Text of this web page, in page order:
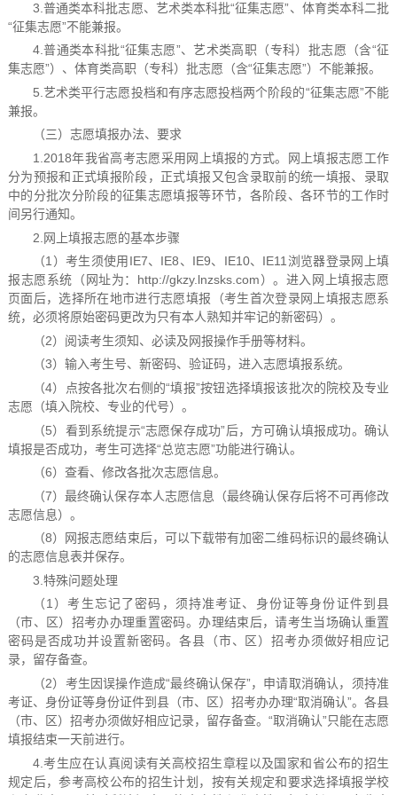
3.普通类本科批志愿、艺术类本科批“征集志愿”、体育类本科二批
“征集志愿”不能兼报。
4.普通类本科批“征集志愿”、艺术类高职（专科）批志愿（含“征
集志愿”）、体育类高职（专科）批志愿（含“征集志愿”）不能兼报。
5.艺术类平行志愿投档和有序志愿投档两个阶段的“征集志愿”不能
兼报。
（三）志愿填报办法、要求
1.2018年我省高考志愿采用网上填报的方式。网上填报志愿工作
分为预报和正式填报阶段，正式填报又包含录取前的统一填报、录取
中的分批次分阶段的征集志愿填报等环节，各阶段、各环节的工作时
间另行通知。
2.网上填报志愿的基本步骤
（1）考生须使用IE7、IE8、IE9、IE10、IE11浏览器登录网上填
报志愿系统（网址为：http://gkzy.lnzsks.com）。进入网上填报志愿
页面后，选择所在地市进行志愿填报（考生首次登录网上填报志愿系
统，必须将原始密码更改为只有本人熟知并牢记的新密码）。
（2）阅读考生须知、必读及网报操作手册等材料。
（3）输入考生号、新密码、验证码，进入志愿填报系统。
（4）点按各批次右侧的“填报”按钮选择填报该批次的院校及专业
志愿（填入院校、专业的代号）。
（5）看到系统提示“志愿保存成功”后，方可确认填报成功。确认
填报是否成功，考生可选择“总览志愿”功能进行确认。
（6）查看、修改各批次志愿信息。
（7）最终确认保存本人志愿信息（最终确认保存后将不可再修改
志愿信息）。
（8）网报志愿结束后，可以下载带有加密二维码标识的最终确认
的志愿信息表并保存。
3.特殊问题处理
（1）考生忘记了密码，须持准考证、身份证等身份证件到县
（市、区）招考办办理重置密码。办理结束后，请考生当场确认重置
密码是否成功并设置新密码。各县（市、区）招考办须做好相应记
录，留存备查。
（2）考生因误操作造成“最终确认保存”，申请取消确认，须持准
考证、身份证等身份证件到县（市、区）招考办办理“取消确认”。各县
（市、区）招考办须做好相应记录，留存备查。“取消确认”只能在志愿
填报结束一天前进行。
4.考生应在认真阅读有关高校招生章程以及国家和省公布的招生
规定后，参考高校公布的招生计划，按有关规定和要求选择填报学校